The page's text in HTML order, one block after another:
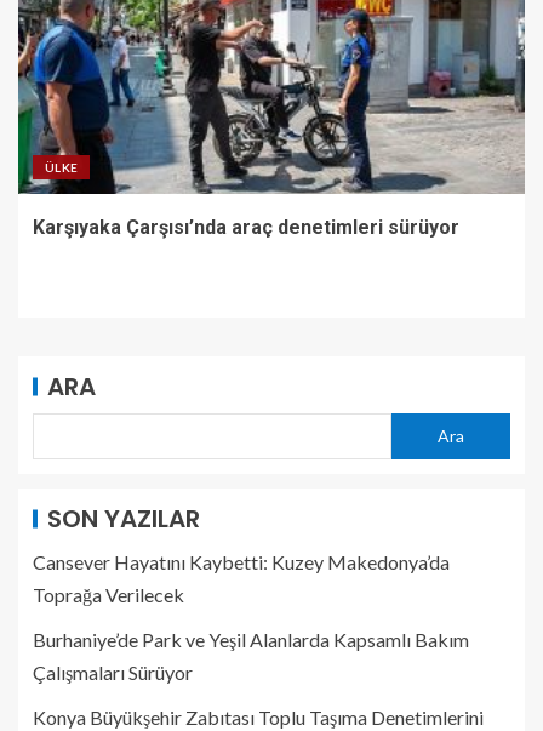
ÜLKE
Karşıyaka Çarşısı’nda araç denetimleri sürüyor
ARA
Ara
SON YAZILAR
Cansever Hayatını Kaybetti: Kuzey Makedonya’da
Toprağa Verilecek
Burhaniye’de Park ve Yeşil Alanlarda Kapsamlı Bakım
Çalışmaları Sürüyor
Konya Büyükşehir Zabıtası Toplu Taşıma Denetimlerini